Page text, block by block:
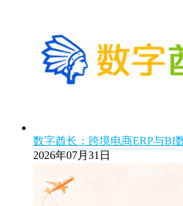
数字酋长：跨境电商ERP与BI
2026年07月31日